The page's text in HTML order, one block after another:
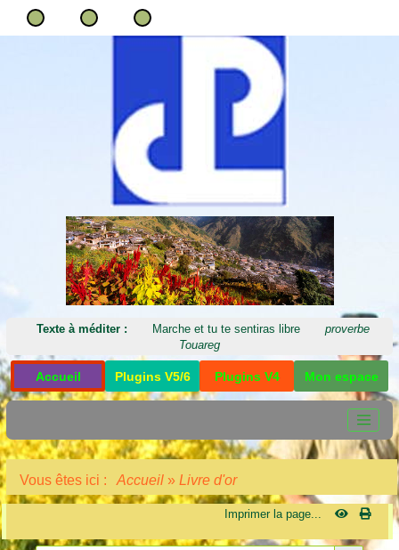
Texte à méditer : Marche et tu te sentiras libre
proverbe
Touareg
Accueil Plugins V5/6 Plugins V4 Mon espace
Vous êtes ici : Accueil » Livre d'or
Imprimer la page...